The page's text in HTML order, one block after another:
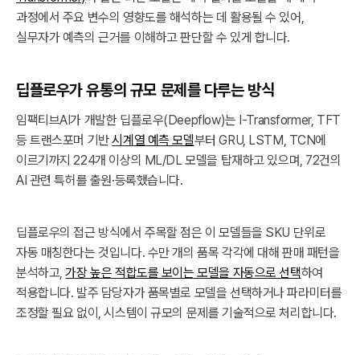
과정에서 주요 변수의 영향도를 해석하는 데 활용될 수 있어,
실무자가 예측의 근거를 이해하고 판단할 수 있게 합니다.
딥플로우가 유통의 규모 문제를 다루는 방식
임팩티브AI가 개발한 딥플로우(Deepflow)는 I-Transformer, TFT
등 트랜스포머 기반시계열 예측 모델부터 GRU, LSTM, TCN에
이르기까지 224개 이상의 ML/DL 모델을 탑재하고 있으며, 72건의
AI 관련 특허를 출원·등록했습니다.
딥플로우의 접근 방식에서 주목할 점은 이 모델들을 SKU 단위로
자동 매칭한다는 것입니다. 수만 개의 품목 각각에 대해 판매 패턴을
분석하고,가장 높은 적합도를 보이는 모델을 자동으로 선택하여
적용합니다. 발주 담당자가 품목별로 모델을 선택하거나 파라미터를
조정할 필요 없이, 시스템이 규모의 문제를 기술적으로 처리합니다.